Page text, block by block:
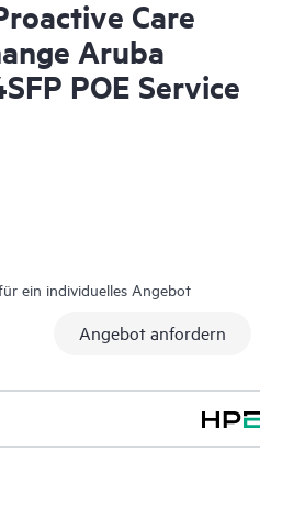
Care
Aruba
POE Service
ein individuelles Angebot
Angebot anfordern